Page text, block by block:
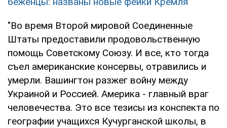
"Во время Второй мировой Соединенные
Штаты предоставили продовольственную
помощь Советскому Союзу. И все, кто тогда
съел американские консервы, отравились и
умерли. Вашингтон разжег войну между
Украиной и Россией. Америка - главный враг
человечества. Это все тезисы из конспекта по
географии учащихся Кучурганской школы, в